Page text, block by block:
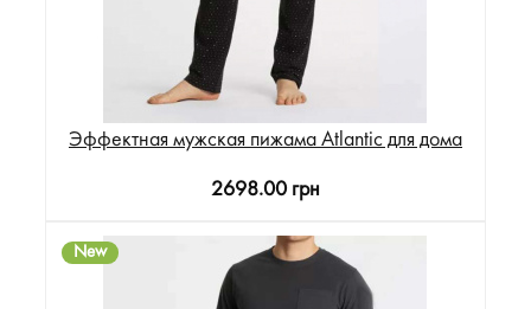
Эффектная мужская пижама Atlantic для дома
2698.00 грн
New